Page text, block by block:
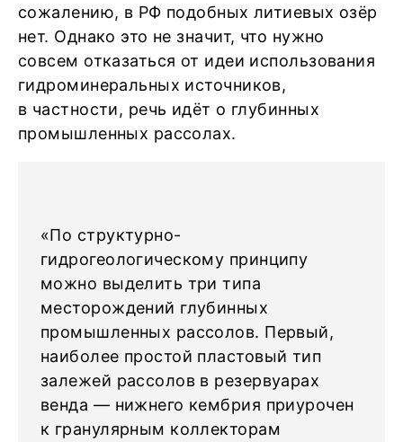
сожалению, в РФ подобных литиевых озёр
нет. Однако это не значит, что нужно
совсем отказаться от идеи использования
гидроминеральных источников,
в частности, речь идёт о глубинных
промышленных рассолах.
«По структурно-
гидрогеологическому принципу
можно выделить три типа
месторождений глубинных
промышленных рассолов. Первый,
наиболее простой пластовый тип
залежей рассолов в резервуарах
венда — нижнего кембрия приурочен
к гранулярным коллекторам